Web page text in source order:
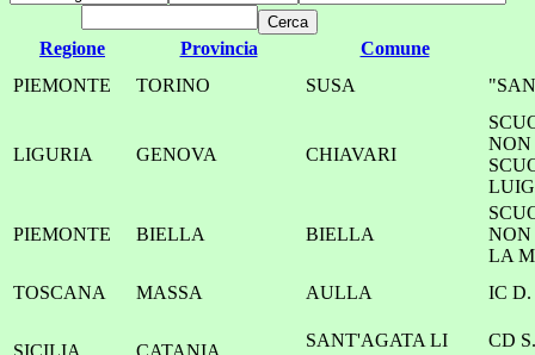
Regione Provincia
Comune
PIEMONTE
TORINO SUSA
LIGURIA GENOVA CHIAVARI
NON
PIEMONTE BIELLA BIELLA
NON
LA
TOSCANA
MASSA AULLA IC
SICILIA CATANIA
SANT'AGATA LI
CD